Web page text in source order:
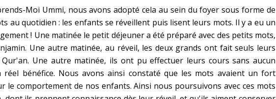
Moi Ummi, nous avons adopté cela au sein du foyer sous forme de
au quotidien : les enfants se réveillent puis lisent leurs mots. Il y a eu un
! Une matinée le petit déjeuner a été préparé avec des petits mots,
Une autre matinée, au réveil, les deux grands ont fait seuls leurs
Une autre matinée, ils ont pu effectuer leurs cours sans aucun
réel bénéfice. Nous avons ainsi constaté que les mots avaient un fort
le comportement de nos enfants. Ainsi nous poursuivons avec ces mots